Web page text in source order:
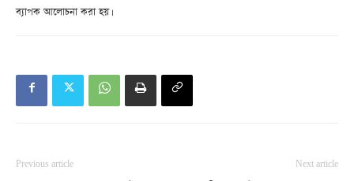
ব্যাপক আলোচনা করা হয়।
Previous article Next article